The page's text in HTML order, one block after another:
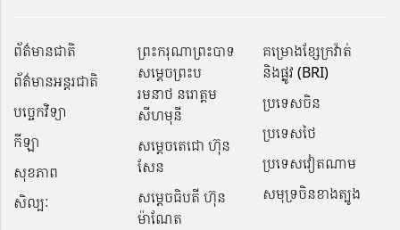
ព័ត៌មានជាតិ
ព័ត៌មានអន្តរជាតិ
បច្ចេកវិទ្យា
កីឡា
សុខភាព
សិល្បៈ
ព្រះករុណាព្រះបាទ
សម្តេចព្រះប
រមនាថ នរោត្តម
សីហមុនី
សម្តេចតេជោ ហ៊ុន
សែន
សម្ដេចធិបតី ហ៊ុន
ម៉ាណែត
គម្រោងខ្សែក្រវ៉ាត់
និងផ្លូវ (BRI)
ប្រទេសចិន
ប្រទេសថៃ
ប្រទេសវៀតណាម
សមុទ្រចិនខាងត្បូង